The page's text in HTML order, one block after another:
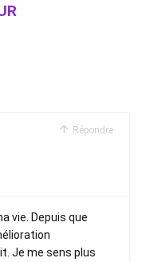
Répondre
vie. Depuis que
Je me sens plus